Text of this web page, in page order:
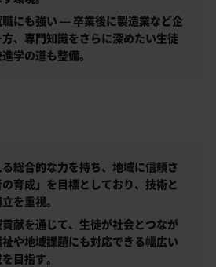
にも強い — 卒業後に製造業など企
、専門知識をさらに深めたい生徒
学の道も整備。
る総合的な力を持ち、地域に信頼さ
育成」を目標としており、技術と
を重視。
献を通じて、生徒が社会とつなが
や地域課題にも対応できる幅広い
目指す。